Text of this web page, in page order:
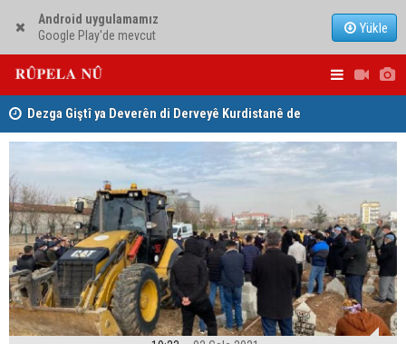
Android uygulamamız
Google Play'de mevcut
Yükle
Dezga Giştî ya Deverên di Derveyê Kurdistanê de
gotinên parêzgere Kerkûkê Muhammed Saman red kir